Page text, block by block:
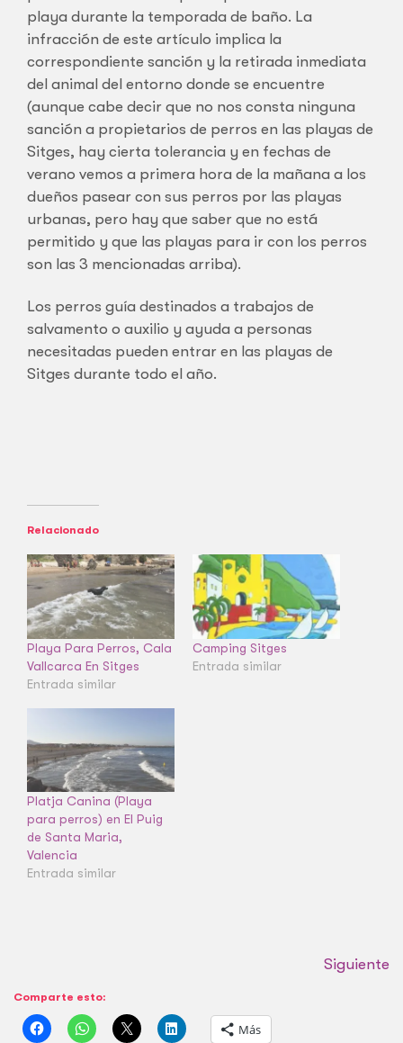
playa durante la temporada de baño. La
infracción de este artículo implica la
correspondiente sanción y la retirada inmediata
del animal del entorno donde se encuentre
(aunque cabe decir que no nos consta ninguna
sanción a propietarios de perros en las playas de
Sitges, hay cierta tolerancia y en fechas de
verano vemos a primera hora de la mañana a los
dueños pasear con sus perros por las playas
urbanas, pero hay que saber que no está
permitido y que las playas para ir con los perros
son las 3 mencionadas arriba).
Los perros guía destinados a trabajos de
salvamento o auxilio y ayuda a personas
necesitadas pueden entrar en las playas de
Sitges durante todo el año.
Relacionado
Playa Para Perros, Cala
Vallcarca En Sitges
Entrada similar
Camping Sitges
Entrada similar
Platja Canina (Playa
para perros) en El Puig
de Santa Maria,
Valencia
Entrada similar
Siguiente
Comparte esto:
Más